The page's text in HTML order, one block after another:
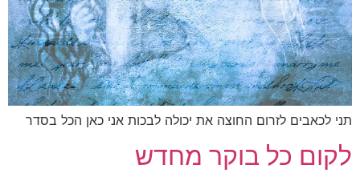
תני לכאבים לזרום החוצה את יכולה לבכות אני כאן הכל בסדר
לקום כל בוקר מחדש